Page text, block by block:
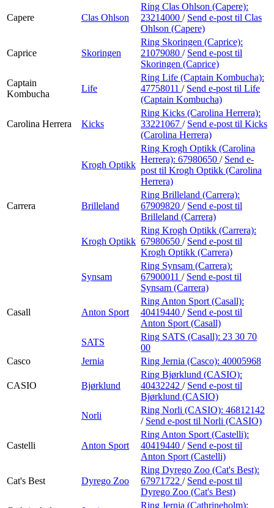
Capere Clas Ohlson
Ring Clas Ohlson (Capere):
23214000 / Send e-post til Clas
Ohlson (Capere)
Caprice Skoringen
Ring Skoringen (Caprice):
21079080 / Send e-post til
Skoringen (Caprice)
Captain
Kombucha
Life
Ring Life (Captain Kombucha):
47758011 / Send e-post til Life
(Captain Kombucha)
Carolina Herrera Kicks
Ring Kicks (Carolina Herrera):
33221067 / Send e-post til Kicks
(Carolina Herrera)
Krogh Optikk
Ring Krogh Optikk (Carolina
Herrera): 67980650 / Send e-
post til Krogh Optikk (Carolina
Herrera)
Carrera Brilleland
Ring Brilleland (Carrera):
67909820 / Send e-post til
Brilleland (Carrera)
Krogh Optikk
Ring Krogh Optikk (Carrera):
67980650 / Send e-post til
Krogh Optikk (Carrera)
Synsam
Ring Synsam (Carrera):
67900011 / Send e-post til
Synsam (Carrera)
Casall Anton Sport
Ring Anton Sport (Casall):
40419440 / Send e-post til
Anton Sport (Casall)
SATS
Ring SATS (Casall): 23 30 70
00
Casco
Jernia Ring Jernia (Casco): 40005968
CASIO Bjørklund
Ring Bjørklund (CASIO):
40432242 / Send e-post til
Bjørklund (CASIO)
Norli
Ring Norli (CASIO): 46812142
/ Send e-post til Norli (CASIO)
Castelli Anton Sport
Ring Anton Sport (Castelli):
40419440 / Send e-post til
Anton Sport (Castelli)
Cat's Best Dyrego Zoo
Ring Dyrego Zoo (Cat's Best):
67971722 / Send e-post til
Dyrego Zoo (Cat's Best)
Ring Jernia (Cathrineholm):